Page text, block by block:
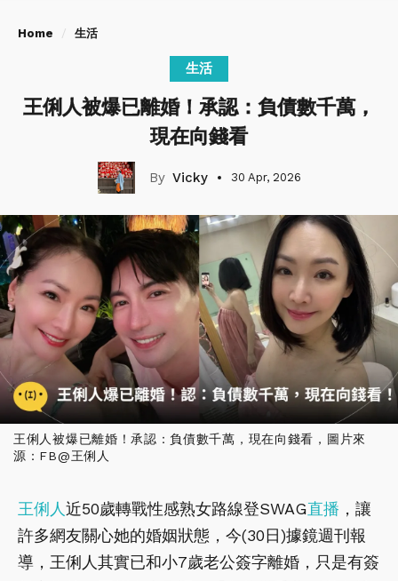
Home 生活
生活
王俐人被爆已離婚！承認：負債數千萬，
現在向錢看
Vicky 30 Apr, 2026
王俐人被爆已離婚！承認：負債數千萬，現在向錢看，圖片來
源：FB@王俐人
王俐人近50歲轉戰性感熟女路線登SWAG直播 ，讓
許多網友關心她的婚姻狀態，今(30日)據鏡週刊報
導，王俐人其實已和小7歲老公簽字離婚，只是有簽